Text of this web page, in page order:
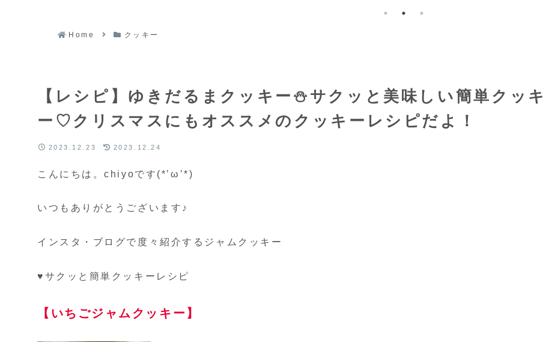
Home クッキー
【レシピ】ゆきだるまクッキー⛄サクッと美味しい簡単クッキ
ー♡クリスマスにもオススメのクッキーレシピだよ！
2023.12.23 2023.12.24
こんにちは。chiyoです(*’ω’*)
いつもありがとうございます♪
インスタ・ブログで度々紹介するジャムクッキー
♥サクッと簡単クッキーレシピ
【いちごジャムクッキー】